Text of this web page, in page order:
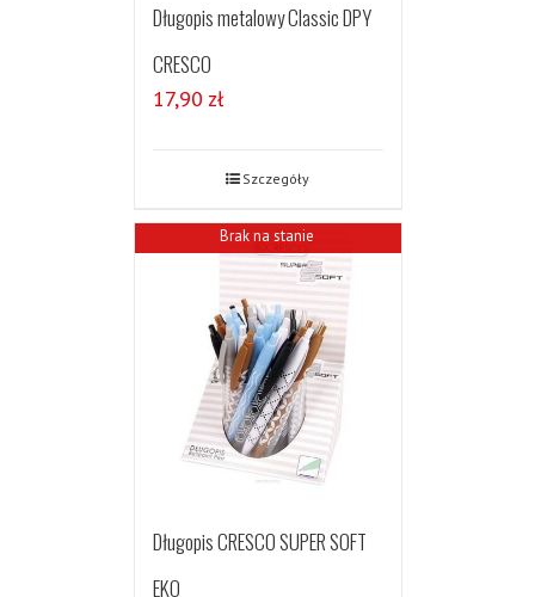
Długopis metalowy Classic DPY
CRESCO
17,90 zł
Szczegóły
Brak na stanie
Długopis CRESCO SUPER SOFT
EKO